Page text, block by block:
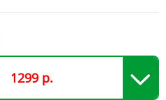
1299 р.